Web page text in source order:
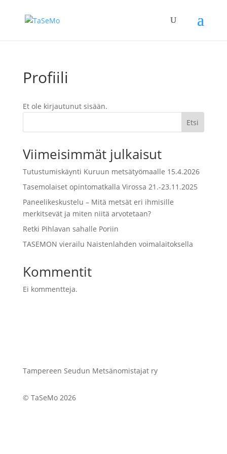
Profiili
Et ole kirjautunut sisään.
Etsi
Viimeisimmät julkaisut
Tutustumiskäynti Kuruun metsätyömaalle 15.4.2026
Tasemolaiset opintomatkalla Virossa 21.-23.11.2025
Paneelikeskustelu – Mitä metsät eri ihmisille
merkitsevät ja miten niitä arvotetaan?
Retki Pihlavan sahalle Poriin
TASEMON vierailu Naistenlahden voimalaitoksella
Kommentit
Ei kommentteja.
Tampereen Seudun Metsänomistajat ry
© TaSeMo 2026